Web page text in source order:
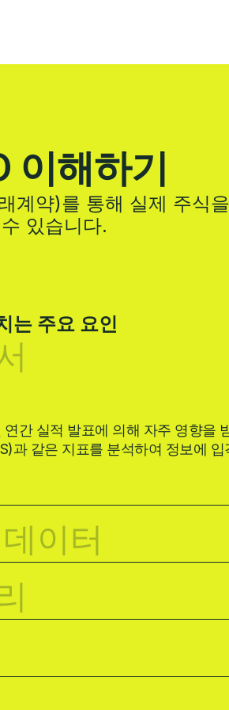
이해하기
계약)를 통해 실제 주식
있습니다.
는 주요 요인
간 실적 발표에 의해 자주 영향을
과 같은 지표를 분석하여 정보에
이터